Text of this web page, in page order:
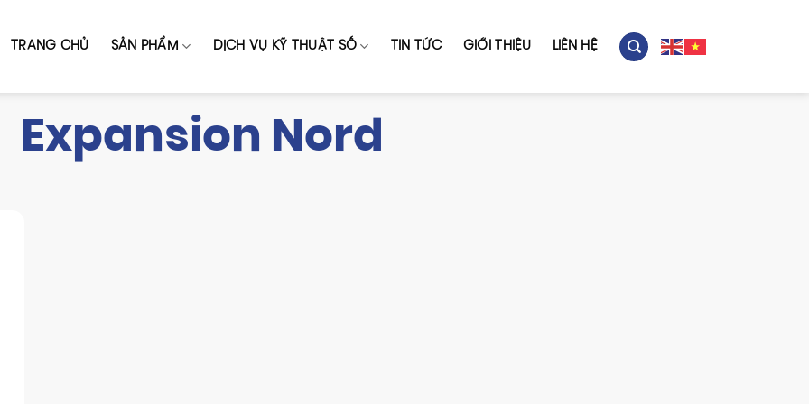
TRANG CHỦ SẢN PHẨM DỊCH VỤ KỸ THUẬT SỐ TIN TỨC GIỚI THIỆU LIÊN HỆ
Expansion Nord